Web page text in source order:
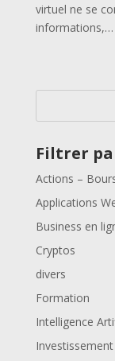
virtuel ne se
informations,…
Filtrer
Actions –
Applications
Business en
Cryptos
divers
Formation
Intelligence
Investissement